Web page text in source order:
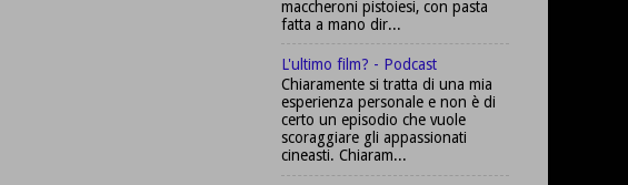
maccheroni pistoiesi, con pasta
fatta a mano dir...
L'ultimo film? - Podcast
Chiaramente si tratta di una mia
esperienza personale e non è di
certo un episodio che vuole
scoraggiare gli appassionati
cineasti. Chiaram...